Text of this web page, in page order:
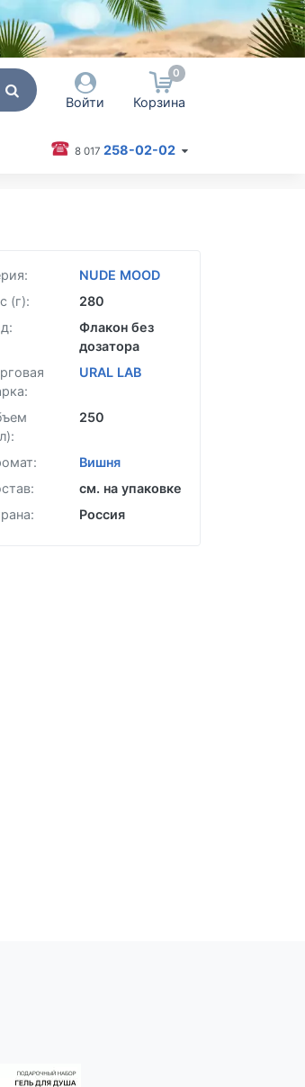
Войти
меня
данных
0
Корзина
8 017 258-02-02
NUDE MOOD
(г):
280
Флакон без
дозатора
URAL LAB
250
Вишня
см. на упаковке
Россия